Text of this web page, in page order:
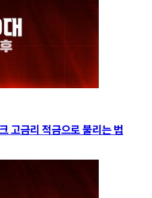
고금리 적금으로 불리는 법